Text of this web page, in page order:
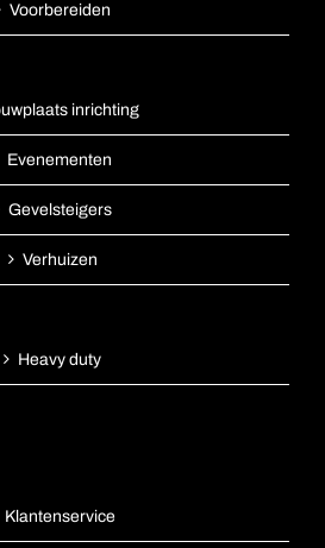
Voorbereiden
inrichting
Evenementen
Gevelsteigers
Verhuizen
Heavy duty
Klantenservice